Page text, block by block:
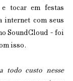
tocar em festas
internet com seus
SoundCloud - foi
isso.
todo custo nesse